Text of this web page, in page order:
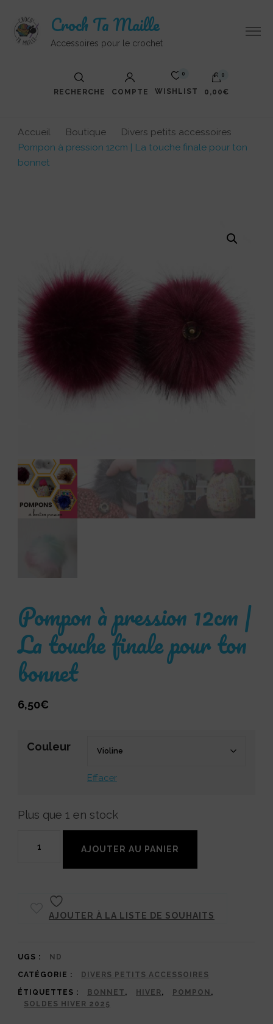
Croch Ta Maille
Accessoires pour le crochet
RECHERCHE COMPTE
0
WISHLIST
0
0,00€
Accueil Boutique
Divers petits accessoires
Pompon à pression 12cm | La touche finale pour ton
bonnet
Pompon à pression 12cm |
La touche finale pour ton
bonnet
6,50€
Couleur
Effacer
Plus que 1 en stock
pression
|
La
touche
AJOUTER AU PANIER
AJOUTER À LA LISTE DE SOUHAITS
UGS : ND
CATÉGORIE : DIVERS PETITS ACCESSOIRES
ÉTIQUETTES : BONNET , HIVER , POMPON ,
SOLDES HIVER 2025